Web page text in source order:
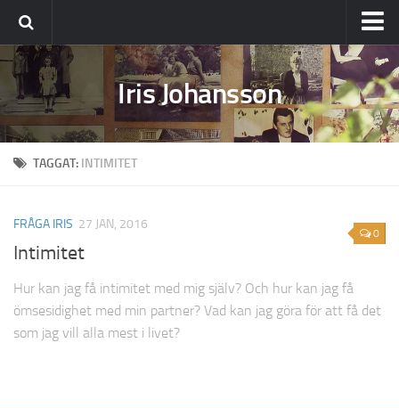
Ställ din fråga
Om Iris Iris Johansson
TAGGAT: INTIMITET
0
FRÅGA IRIS 27 JAN, 2016
Intimitet
Hur kan jag få intimitet med mig själv? Och hur kan jag få
ömsesidighet med min partner? Vad kan jag göra för att få det
som jag vill alla mest i livet?